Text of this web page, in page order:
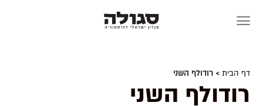
דף הבית > רודולף השני
רודולף השני